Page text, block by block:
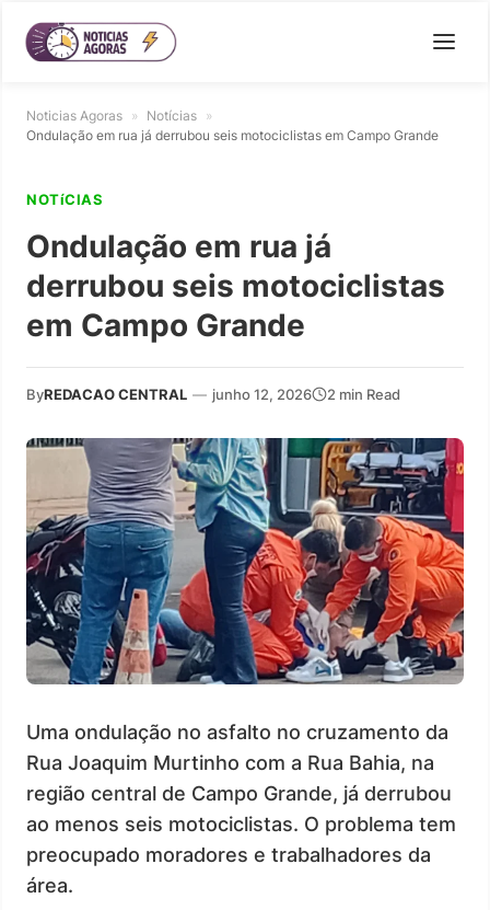
Noticias Agoras » Notícias »
Ondulação em rua já derrubou seis motociclistas em Campo Grande
NOTíCIAS
Ondulação em rua já
derrubou seis motociclistas
em Campo Grande
ByREDACAO CENTRAL — junho 12, 2026 2 min Read
Uma ondulação no asfalto no cruzamento da
Rua Joaquim Murtinho com a Rua Bahia, na
região central de Campo Grande, já derrubou
ao menos seis motociclistas. O problema tem
preocupado moradores e trabalhadores da
área.